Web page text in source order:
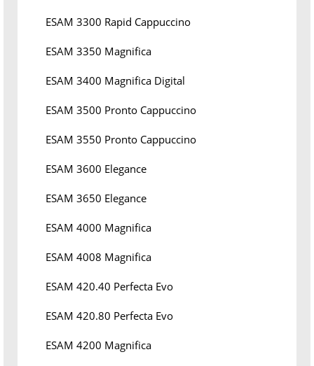
ESAM 3300 Rapid Cappuccino
ESAM 3350 Magnifica
ESAM 3400 Magnifica Digital
ESAM 3500 Pronto Cappuccino
ESAM 3550 Pronto Cappuccino
ESAM 3600 Elegance
ESAM 3650 Elegance
ESAM 4000 Magnifica
ESAM 4008 Magnifica
ESAM 420.40 Perfecta Evo
ESAM 420.80 Perfecta Evo
ESAM 4200 Magnifica